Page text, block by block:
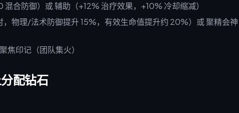
合防御）或 辅助（+12% 治疗效果，+10% 冷却缩减）
物理/法术防御提升 15%，有效生命值提升约 20%）或 聚精会
焦印记（团队集火）
配钻石